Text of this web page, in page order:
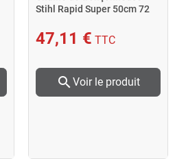
Stihl Rapid Super 50cm 72
47,11 € TTC
search Voir le produit